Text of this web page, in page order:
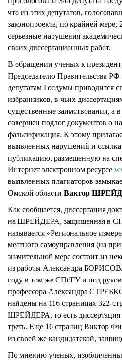
что из этих депутатов,
законопроекта, по крайней мере,
серьезные нарушения
своих диссертационных работ.
В обращении ученых к
Председателю Правительства
депутатам Госдумы приводится
избранников, в чьих
существенные заимствования, а
совершен подлог документов о
фальсификация. К этому
выявленных нарушений и
публикацию, размещенную на
Интернет электронном ресурсе
выявленных плагиаторов
Омской области Виктор
Как сообщается, диссертация
на ШРЕЙДЕРА, защищенная в
называется «Региональное
местного самоуправления (на
значительной мере состоит из
из работы Александра
году в том же СПбГУ и под
профессора Александра
найдены на 116 страницах 322-
ШРЕЙДЕРА, то есть диссертация
треть. Еще 16 страниц Виктор
из своей же кандидатской,
По мнению ученых,